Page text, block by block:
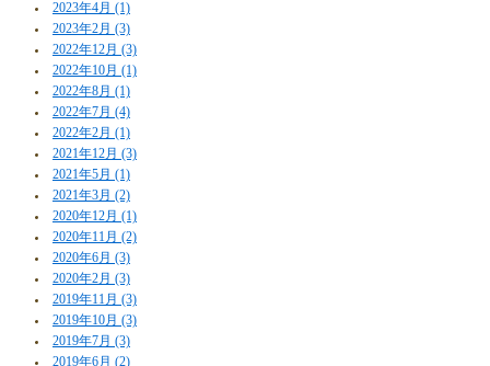
2023年4月 (1)
2023年2月 (3)
2022年12月 (3)
2022年10月 (1)
2022年8月 (1)
2022年7月 (4)
2022年2月 (1)
2021年12月 (3)
2021年5月 (1)
2021年3月 (2)
2020年12月 (1)
2020年11月 (2)
2020年6月 (3)
2020年2月 (3)
2019年11月 (3)
2019年10月 (3)
2019年7月 (3)
2019年6月 (2)